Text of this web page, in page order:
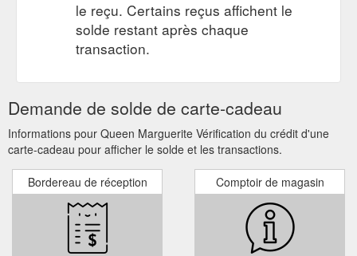
le reçu. Certains reçus affichent le
solde restant après chaque
transaction.
Demande de solde de carte-cadeau
Informations pour Queen Marguerite Vérification du crédit d'une
carte-cadeau pour afficher le solde et les transactions.
Bordereau de réception Comptoir de magasin